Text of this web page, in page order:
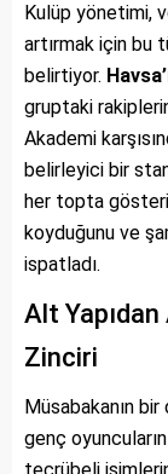
Kulüp yönetimi,
artırmak için bu
belirtiyor.
gruptaki
Akademi
belirleyici bir
her topta
koyduğunu ve
ispatladı.
Alt Yapıdan
Zinciri
Müsabakanın
genç